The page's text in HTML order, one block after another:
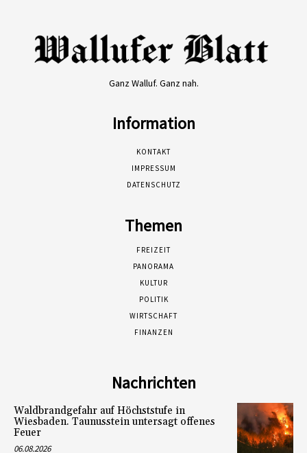
Ganz Walluf. Ganz nah.
Information
KONTAKT
IMPRESSUM
DATENSCHUTZ
Themen
FREIZEIT
PANORAMA
KULTUR
POLITIK
WIRTSCHAFT
FINANZEN
Nachrichten
Waldbrandgefahr auf Höchststufe in
Wiesbaden. Taunusstein untersagt offenes
Feuer
06.08.2026